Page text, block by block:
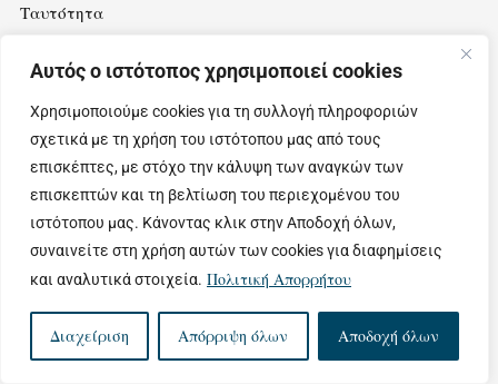
Αυτός ο ιστότοπος χρησιμοποιεί cookies
Χρησιμοποιούμε cookies για τη συλλογή πληροφοριών
σχετικά με τη χρήση του ιστότοπου μας από τους
επισκέπτες, με στόχο την κάλυψη των αναγκών των
επισκεπτών και τη βελτίωση του περιεχομένου του
ιστότοπου μας. Κάνοντας κλικ στην Αποδοχή όλων,
συναινείτε στη χρήση αυτών των cookies για διαφημίσεις
και αναλυτικά στοιχεία. Πολιτική Απορρήτου
Διαχείριση Απόρριψη όλων Αποδοχή όλων
Ταυτότητα
Newsletter
Εγγραφείτε στο newsletter μας για να λαμβάνετε ιδέες και
προτάσεις για εξορμήσεις στην όμορφη Θεσσαλία.